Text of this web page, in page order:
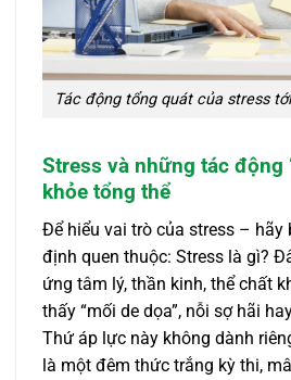
Tác động tổng quát của stress
Stress và những tác động
khỏe tổng thể
Để hiểu vai trò của stress – hãy
định quen thuộc: Stress là gì?
ứng tâm lý, thần kinh, thể chất
thấy “mối de dọa”, nỗi sợ hãi
Thứ áp lực này không dành
là một đêm thức trắng kỳ thi,